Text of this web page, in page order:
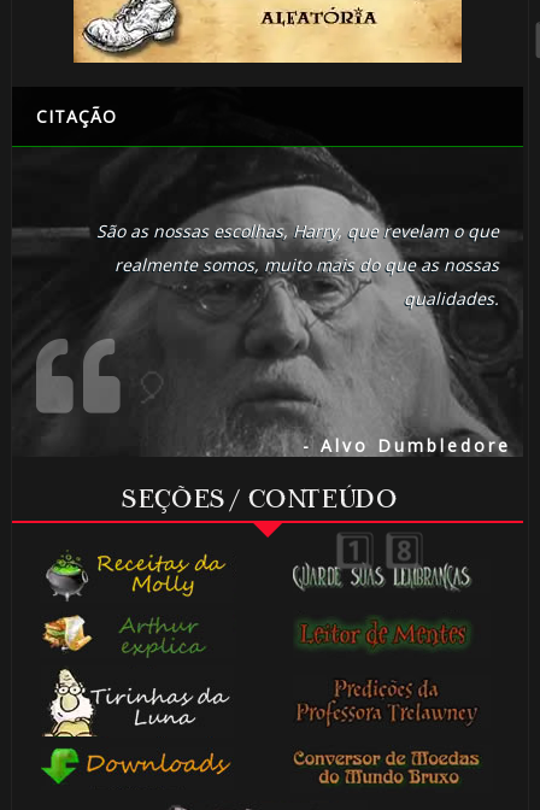
CITAÇÃO
São as nossas escolhas, Harry, que revelam o que
realmente somos, muito mais do que as nossas
qualidades.
- Alvo Dumbledore
SEÇÕES / CONTEÚDO
🎈